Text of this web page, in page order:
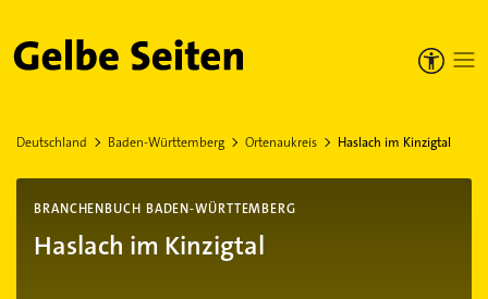
Gelbe Seiten
Deutschland Baden-Württemberg Ortenaukreis Haslach im Kinzigtal
BRANCHENBUCH BADEN-WÜRTTEMBERG
Haslach im Kinzigtal